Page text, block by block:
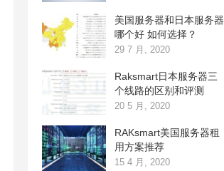
美国服务器和日本服务器
哪个好 如何选择？
29 7 月, 2020
Raksmart日本服务器三
个线路的区别和评测
20 5 月, 2020
RAKsmart美国服务器租
用方案推荐
15 4 月, 2020